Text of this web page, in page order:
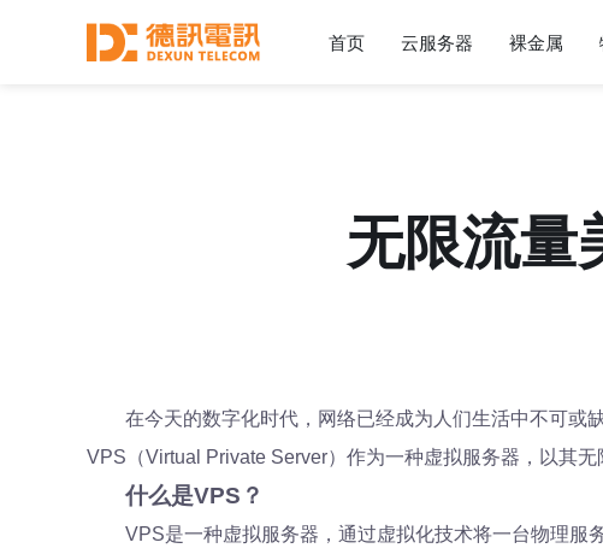
首页 云服务器 裸金属
无限流量
在今天的数字化时代，网络已经成为人们生活中不可或
VPS（Virtual Private Server）作为一种虚拟服务器，以其
什么是VPS？
VPS是一种虚拟服务器，通过虚拟化技术将一台物理服